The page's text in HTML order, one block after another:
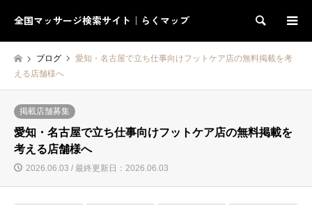
全国マッサージ検索サイト｜らくマップ 検索
ブログ
愛知・名古屋で立ち仕事向けフットケア店の無料掲載を考
える店舗様へ
掲載店舗募集
愛知・名古屋で立ち仕事向けフットケア店の無料掲載を
考える店舗様へ
2026.06.03 / 最終更新日：2026.06.03